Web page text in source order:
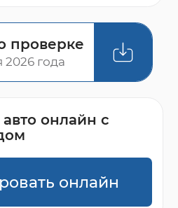
проверке
года
онлайн с
онлайн